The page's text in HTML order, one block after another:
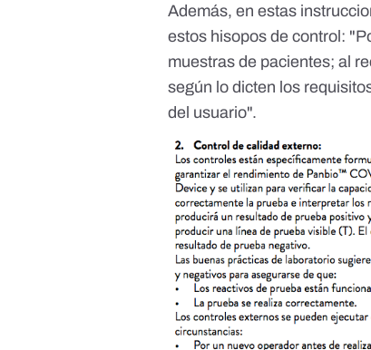
Además, en estas
estos hisopos de control:
muestras de pacientes; al
según lo dicten los
del usuario".